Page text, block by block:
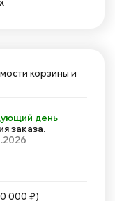
корзины и
день
заказа.
000 ₽)